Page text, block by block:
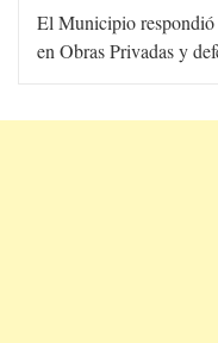
El Municipio respondió
en Obras Privadas y